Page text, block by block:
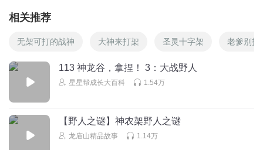
相关推荐
无架可打的战神 大神来打架 圣灵十字架 老爹别打
113 神龙谷，拿捏！ 3：大战野人
星星帮成长大百科 1.54万
【野人之谜】神农架野人之谜
龙庙山精品故事 1.14万